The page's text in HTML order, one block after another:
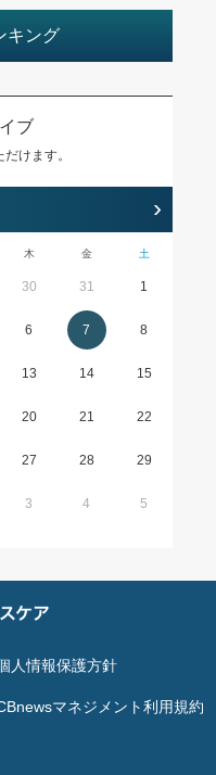
キング
ブ
けます。
›
木 金 土
30 31 1
6 7 8
13 14 15
20 21 22
27 28 29
3 4 5
人情報保護方針
マネジメント利用規約